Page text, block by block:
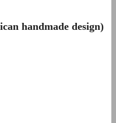
handmade design)